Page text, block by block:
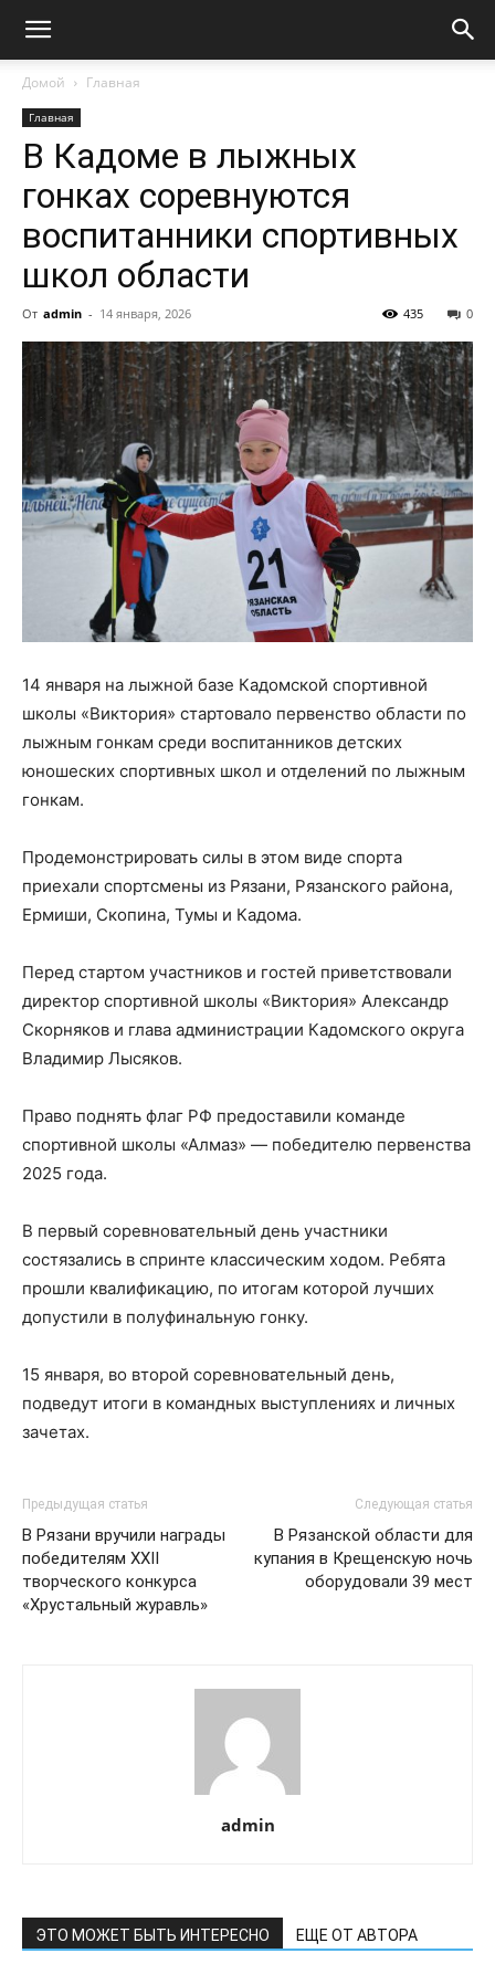
Домой Главная
Главная
В Кадоме в лыжных
гонках соревнуются
воспитанники спортивных
школ области
От admin - 14 января, 2026 0
435
14 января на лыжной базе Кадомской спортивной
школы «Виктория» стартовало первенство области по
лыжным гонкам среди воспитанников детских
юношеских спортивных школ и отделений по лыжным
гонкам.
Продемонстрировать силы в этом виде спорта
приехали спортсмены из Рязани, Рязанского района,
Ермиши, Скопина, Тумы и Кадома.
Перед стартом участников и гостей приветствовали
директор спортивной школы «Виктория» Александр
Скорняков и глава администрации Кадомского округа
Владимир Лысяков.
Право поднять флаг РФ предоставили команде
спортивной школы «Алмаз» — победителю первенства
2025 года.
В первый соревновательный день участники
состязались в спринте классическим ходом. Ребята
прошли квалификацию, по итогам которой лучших
допустили в полуфинальную гонку.
15 января, во второй соревновательный день,
подведут итоги в командных выступлениях и личных
зачетах.
Предыдущая статья
В Рязани вручили награды
победителям XXII
творческого конкурса
«Хрустальный журавль»
Следующая статья
В Рязанской области для
купания в Крещенскую ночь
оборудовали 39 мест
admin
ЭТО МОЖЕТ БЫТЬ ИНТЕРЕСНО ЕЩЕ ОТ АВТОРА